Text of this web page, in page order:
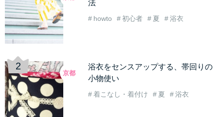
法
howto 初心者 夏 浴衣
浴衣をセンスアップする、帯回りの
小物使い
着こなし・着付け 夏 浴衣
京都